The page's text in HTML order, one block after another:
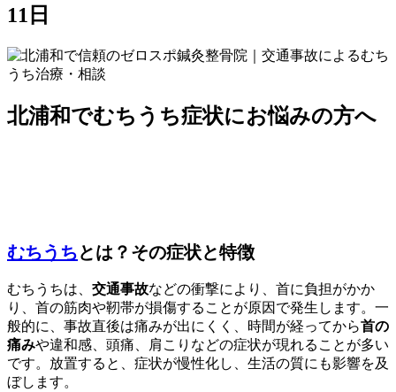
11日
北浦和でむちうち症状にお悩みの方へ
むちうちとは？その症状と特徴
むちうちは、 交通事故などの衝撃により、首に負担がかか
り、首の筋肉や靭帯が損傷することが原因で発生します。一
般的に、事故直後は痛みが出にくく、時間が経ってから首の
痛みや違和感、頭痛、肩こりなどの症状が現れることが多い
です。放置すると、症状が慢性化し、生活の質にも影響を及
ぼします。